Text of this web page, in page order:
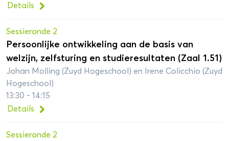
Details
Sessieronde 2
Persoonlijke ontwikkeling aan de basis van
welzijn, zelfsturing en studieresultaten (Zaal 1.51)
Johan Molling (Zuyd Hogeschool) en Irene Colicchio (Zuyd
Hogeschool)
13:30 - 14:15
Details
Sessieronde 2